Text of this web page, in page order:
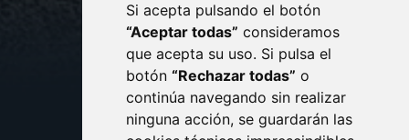
Si acepta pulsando el botón
“Aceptar todas” consideramos
que acepta su uso. Si pulsa el
botón “Rechazar todas” o
continúa navegando sin realizar
ninguna acción, se guardarán las
CONTACTO
AVISO LEGAL
PROTECCIÓN DE DATOS
POLÍTICA DE COOKIES
ACCESIBILIDAD
ENLACE EXTERNO AL